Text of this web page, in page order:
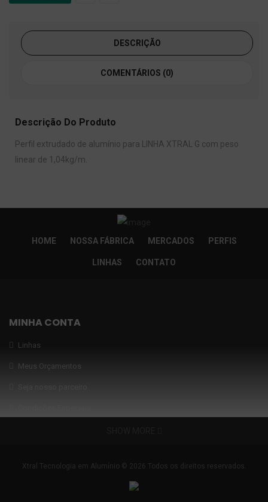
DESCRIÇÃO
COMENTÁRIOS (0)
Descrição Do Produto
Perfil extrudado de alumínio para LINHA XTRAL G com peso
linear de 1,04kg/m.
HOME NOSSA FÁBRICA MERCADOS PERFIS
LINHAS CONTATO
MINHA CONTA
Linhas
Meus Orçamentos
FAQ
Xtral Tecnologia em Alumínio © 2026.Todos os direitos reservados.